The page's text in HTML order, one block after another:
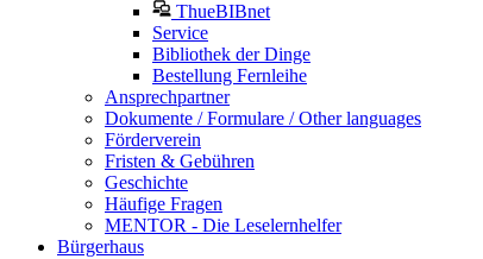
ThueBIBnet
Service
Bibliothek der Dinge
Bestellung Fernleihe
Ansprechpartner
Dokumente / Formulare / Other languages
Förderverein
Fristen & Gebühren
Geschichte
Häufige Fragen
MENTOR - Die Leselernhelfer
Bürgerhaus